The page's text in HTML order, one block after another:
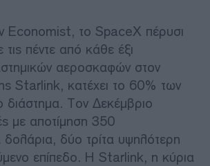
Economist, το SpaceX πέρυσι
πέντε από κάθε έξι
αεροσκαφών στον
Starlink, κατέχει το 60% των
Τον Δεκέμβριο
με αποτίμηση 350
δολάρια, δύο τρίτα υψηλότερη
επίπεδο. Η Starlink, η κύρια